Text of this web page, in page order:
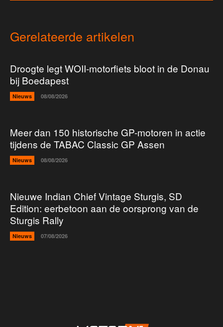
Gerelateerde artikelen
Droogte legt WOII-motorfiets bloot in de Donau
bij Boedapest
Nieuws 08/08/2026
Meer dan 150 historische GP-motoren in actie
tijdens de TABAC Classic GP Assen
Nieuws 08/08/2026
Nieuwe Indian Chief Vintage Sturgis, SD
Edition: eerbetoon aan de oorsprong van de
Sturgis Rally
Nieuws 07/08/2026